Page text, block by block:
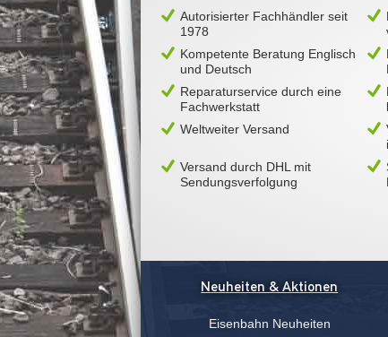
Autorisierter Fachhändler seit
1978
Kompetente Beratung Englisch
und Deutsch
Reparaturservice durch eine
Fachwerkstatt
Weltweiter Versand
Versand durch DHL mit
Sendungsverfolgung
Neuheiten & Aktionen
Eisenbahn Neuheiten